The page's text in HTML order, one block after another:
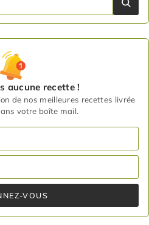
aucune recette !
de nos meilleures recettes livrée
votre boîte mail.
VOUS